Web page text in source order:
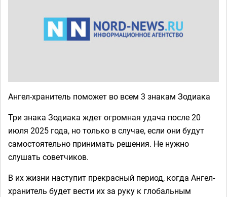
Ангел-хранитель поможет во всем 3 знакам Зодиака
Три знака Зодиака ждет огромная удача после 20
июля 2025 года, но только в случае, если они будут
самостоятельно принимать решения. Не нужно
слушать советчиков.
В их жизни наступит прекрасный период, когда Ангел-
хранитель будет вести их за руку к глобальным